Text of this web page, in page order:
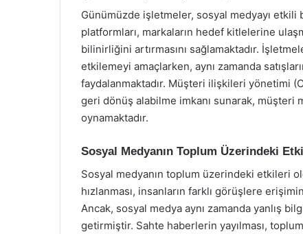
Günümüzde işletmeler, sosyal medyayı etkili
platformları, markaların hedef kitlelerine
bilinirliğini artırmasını sağlamaktadır.
etkilemeyi amaçlarken, aynı zamanda
faydalanmaktadır. Müşteri ilişkileri yönetimi
geri dönüş alabilme imkanı sunarak,
oynamaktadır.
Sosyal Medyanın Toplum Üzerindeki
Sosyal medyanın toplum üzerindeki etkileri
hızlanması, insanların farklı görüşlere
Ancak, sosyal medya aynı zamanda yanlış
getirmiştir. Sahte haberlerin yayılması,